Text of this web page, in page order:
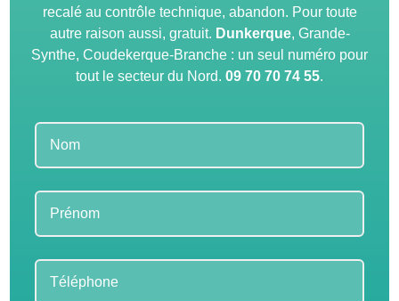
recalé au contrôle technique, abandon. Pour toute
autre raison aussi, gratuit. Dunkerque, Grande-
Synthe, Coudekerque-Branche : un seul numéro pour
tout le secteur du Nord. 09 70 70 74 55.
Leave
field